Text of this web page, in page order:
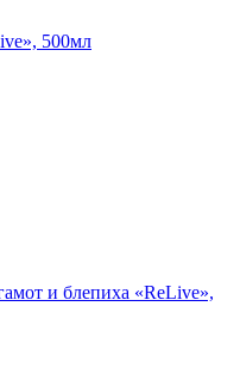
500мл
и блепиха «ReLive»,